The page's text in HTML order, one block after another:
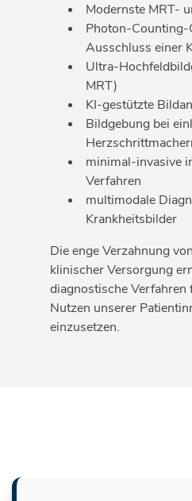
Modernste MRT-
Photon-Counting-
Ausschluss einer
Ultra-
MRT)
KI-gestützte
Bildgebung bei
minimal-invasive
Verfahren
multimodale
Krankheitsbilder
Die enge Verzahnung
klinischer Versorgung
diagnostische Verfahren
Nutzen unserer
einzusetzen.